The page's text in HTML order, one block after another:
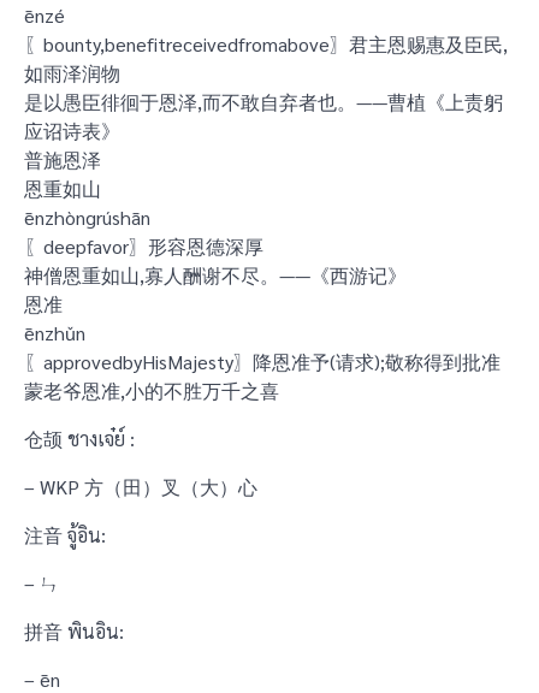
ēnzé
〖bounty,benefitreceivedfromabove〗君主恩赐惠及臣民,
如雨泽润物
是以愚臣徘徊于恩泽,而不敢自弃者也。——曹植《上责躬
应诏诗表》
普施恩泽
恩重如山
ēnzhòngrúshān
〖deepfavor〗形容恩德深厚
神僧恩重如山,寡人酬谢不尽。——《西游记》
恩准
ēnzhǔn
〖approvedbyHisMajesty〗降恩准予(请求);敬称得到批准
蒙老爷恩准,小的不胜万千之喜
仓颉 ชางเจ๋ย์ :
– WKP 方（田）叉（大）心
注音 จู้อิน:
– ㄣ
拼音 พินอิน:
– ēn